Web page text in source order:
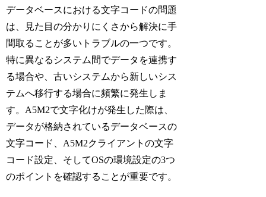
データベースにおける文字コードの問題
は、見た目の分かりにくさから解決に手
間取ることが多いトラブルの一つです。
特に異なるシステム間でデータを連携す
る場合や、古いシステムから新しいシス
テムへ移行する場合に頻繁に発生しま
す。A5M2で文字化けが発生した際は、
データが格納されているデータベースの
文字コード、A5M2クライアントの文字
コード設定、そしてOSの環境設定の3つ
のポイントを確認することが重要です。